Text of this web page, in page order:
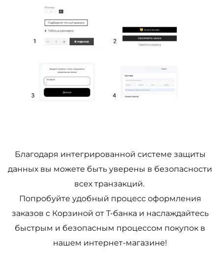
Благодаря интегрированной системе защиты
данных вы можете быть уверены в безопасности
всех транзакций.
Попробуйте удобный процесс оформления
заказов с Корзиной от Т-банка и наслаждайтесь
быстрым и безопасным процессом покупок в
нашем интернет-магазине!